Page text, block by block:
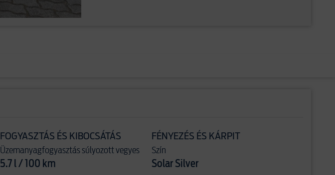
FOGYASZTÁS ÉS KIBOCSÁTÁS
Üzemanyagfogyasztás súlyozott vegyes
5.7 l / 100 km
FÉNYEZÉS ÉS KÁRPIT
Szín
Solar Silver